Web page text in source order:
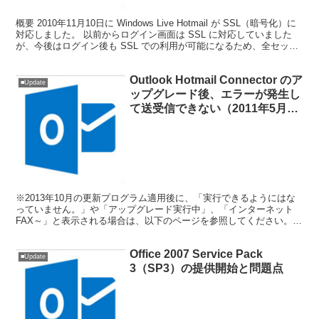
概要 2010年11月10日に Windows Live Hotmail が SSL（暗号化）に
対応しました。 以前からログイン画面は SSL に対応していました
が、今後はログイン後も SSL での利用が可能になるため、全セッシ
■Update
Outlook Hotmail Connector のア
ップグレード後、エラーが発生し
て送受信できない（2011年5月13
※2013年10月の更新プログラム適用後に、「実行できるようにはな
っていません。」や「アップグレード実行中」、「インターネット
FAX～」と表示される場合は、以下のページを参照してください。
■Update
Office 2007 Service Pack
3（SP3）の提供開始と問題点